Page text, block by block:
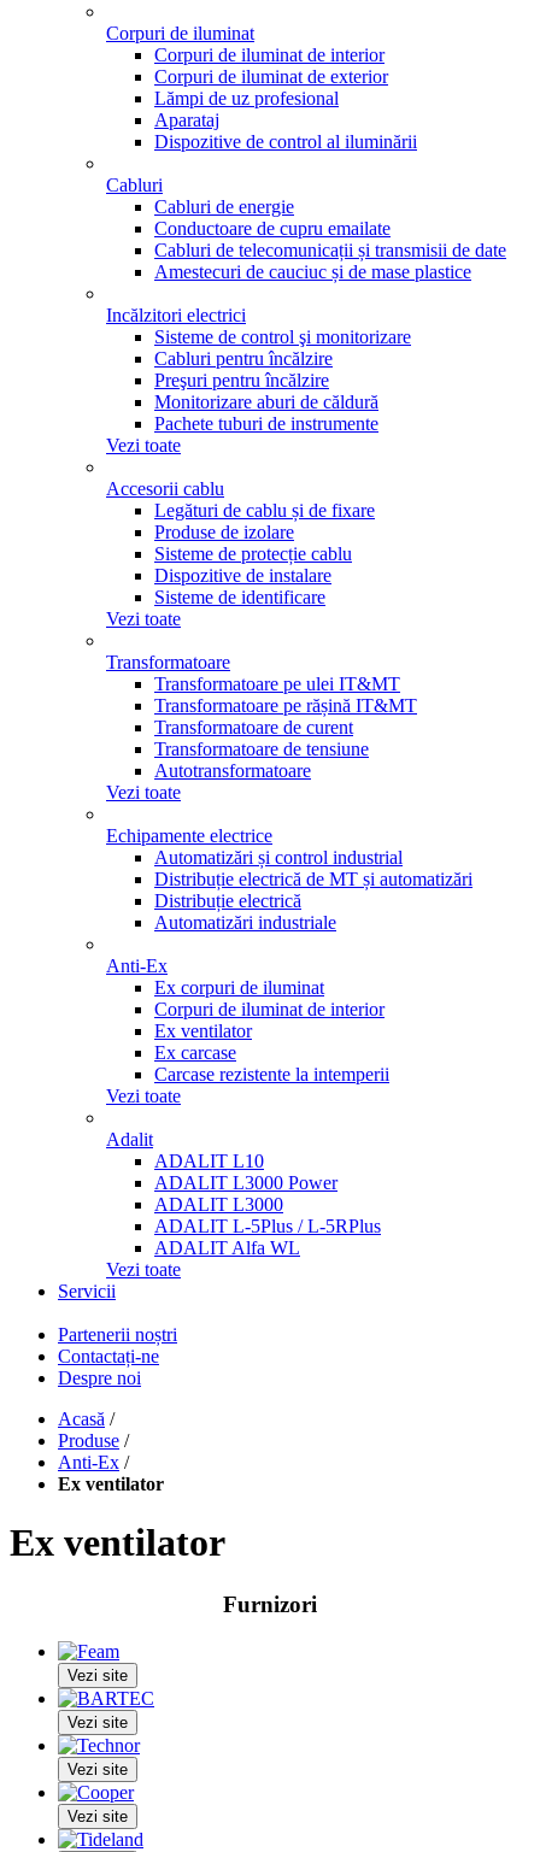
Corpuri de iluminat
Corpuri de iluminat de interior
Corpuri de iluminat de exterior
Lămpi de uz profesional
Aparataj
Dispozitive de control al iluminării
Cabluri
Cabluri de energie
Conductoare de cupru emailate
Cabluri de telecomunicații și transmisii de date
Amestecuri de cauciuc și de mase plastice
Incălzitori electrici
Sisteme de control şi monitorizare
Cabluri pentru încălzire
Preşuri pentru încălzire
Monitorizare aburi de căldură
Pachete tuburi de instrumente
Vezi toate
Accesorii cablu
Legături de cablu și de fixare
Produse de izolare
Sisteme de protecție cablu
Dispozitive de instalare
Sisteme de identificare
Vezi toate
Transformatoare
Transformatoare pe ulei IT&MT
Transformatoare pe rășină IT&MT
Transformatoare de curent
Transformatoare de tensiune
Autotransformatoare
Vezi toate
Echipamente electrice
Automatizări și control industrial
Distribuție electrică de MT și automatizări
Distribuție electrică
Automatizări industriale
Anti-Ex
Ex corpuri de iluminat
Corpuri de iluminat de interior
Ex ventilator
Ex carcase
Carcase rezistente la intemperii
Vezi toate
Adalit
ADALIT L10
ADALIT L3000 Power
ADALIT L3000
ADALIT L-5Plus / L-5RPlus
ADALIT Alfa WL
Vezi toate
Servicii
Partenerii noștri
Contactați-ne
Despre noi
Acasă /
Produse /
Anti-Ex /
Ex ventilator
Ex ventilator
Furnizori
Vezi site
Vezi site
Vezi site
Vezi site